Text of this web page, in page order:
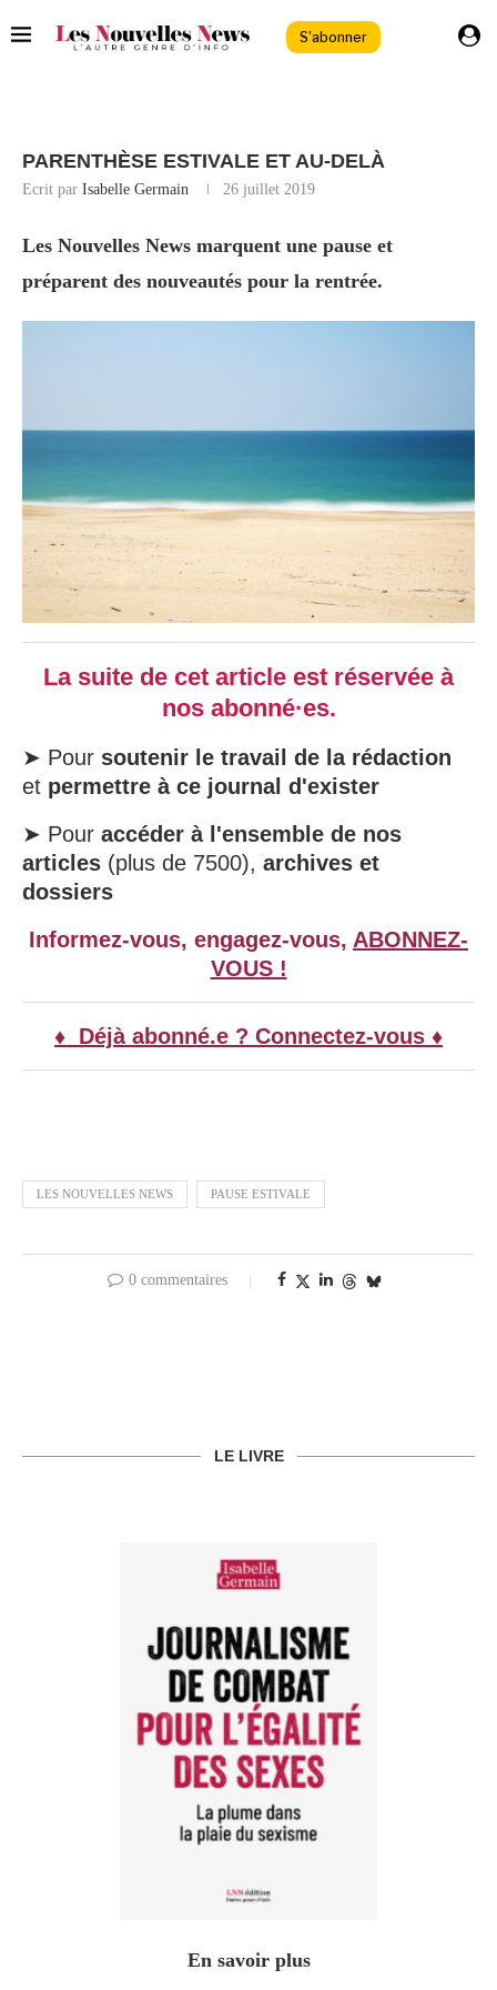
S'abonner
PARENTHÈSE ESTIVALE ET AU-DELÀ
Ecrit par Isabelle Germain 26 juillet 2019
Les Nouvelles News marquent une pause et
préparent des nouveautés pour la rentrée.
La suite de cet article est réservée à
nos abonné·es.
➤ Pour soutenir le travail de la rédaction
et permettre à ce journal d'exister
➤ Pour accéder à l'ensemble de nos
articles (plus de 7500), archives et
dossiers
Informez-vous, engagez-vous, ABONNEZ-
VOUS !
♦ Déjà abonné.e ? Connectez-vous ♦
LES NOUVELLES NEWS PAUSE ESTIVALE
0 commentaires
LE LIVRE
En savoir plus